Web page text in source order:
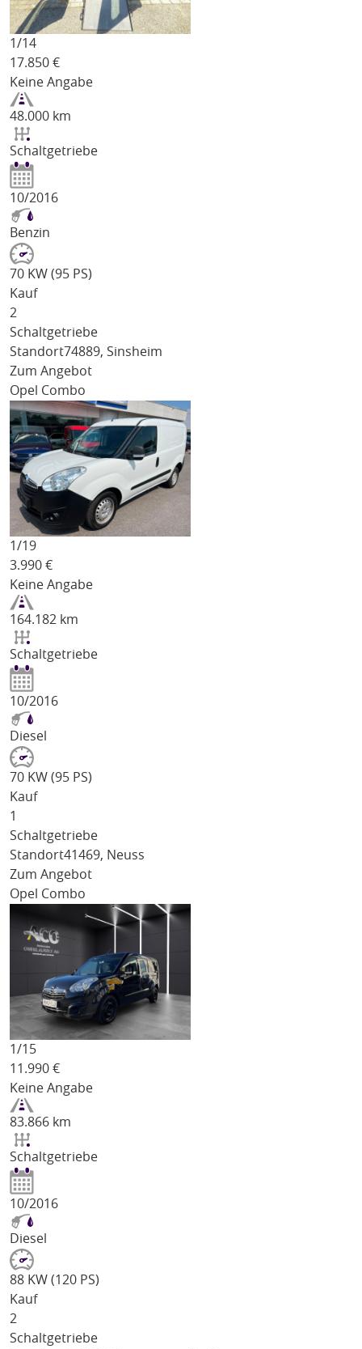
1/14
17.850 €
Keine Angabe
48.000 km
Schaltgetriebe
10/2016
Benzin
70 KW (95 PS)
Kauf
2
Schaltgetriebe
Standort74889, Sinsheim
Zum Angebot
Opel Combo
1/19
3.990 €
Keine Angabe
164.182 km
Schaltgetriebe
10/2016
Diesel
70 KW (95 PS)
Kauf
1
Schaltgetriebe
Standort41469, Neuss
Zum Angebot
Opel Combo
1/15
11.990 €
Keine Angabe
83.866 km
Schaltgetriebe
10/2016
Diesel
88 KW (120 PS)
Kauf
2
Schaltgetriebe